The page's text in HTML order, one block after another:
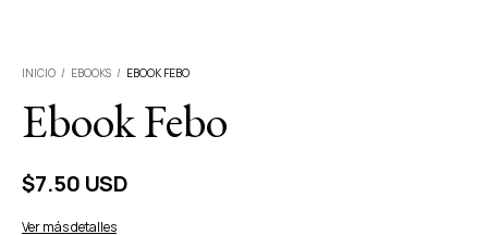
INICIO / EBOOKS / EBOOK FEBO
Ebook Febo
$7.50 USD
Ver más detalles